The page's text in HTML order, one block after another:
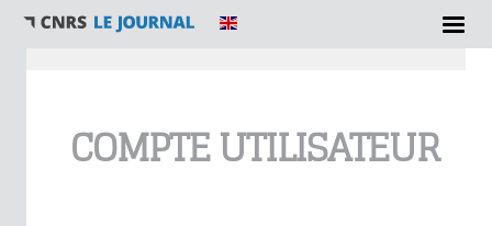
COMPTE UTILISATEUR